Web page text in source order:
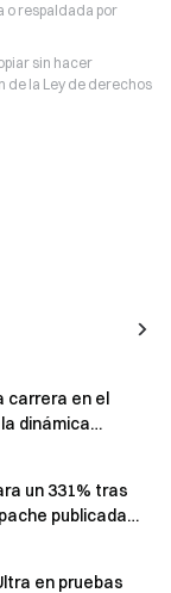
o respaldada por
sin hacer
de la Ley de derechos
carrera en el
dinámica
un 331% tras
publicada
en pruebas